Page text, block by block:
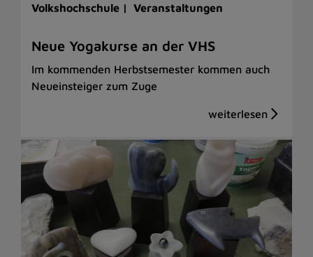
Volkshochschule | Veranstaltungen
Neue Yogakurse an der VHS
Im kommenden Herbstsemester kommen auch
Neueinsteiger zum Zuge